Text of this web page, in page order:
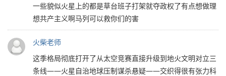
一些貌似火星上的都是草台班子打架就夺政权了有点想做理
想共产主义啊马列可以救你们的害
火柴老师
这季格局彻底打开了从太空竞赛直接升级到地火文明对立三
条线——火星自治地球压制谋杀悬疑——交织得很有张力科